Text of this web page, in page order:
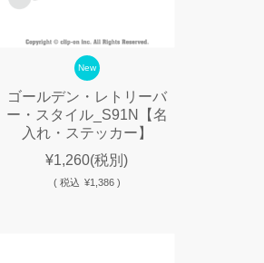
New
ゴールデン・レトリーバ
ー・スタイル_S91N【名
入れ・ステッカー】
¥1,260(税別)
( 税込 ¥1,386 )